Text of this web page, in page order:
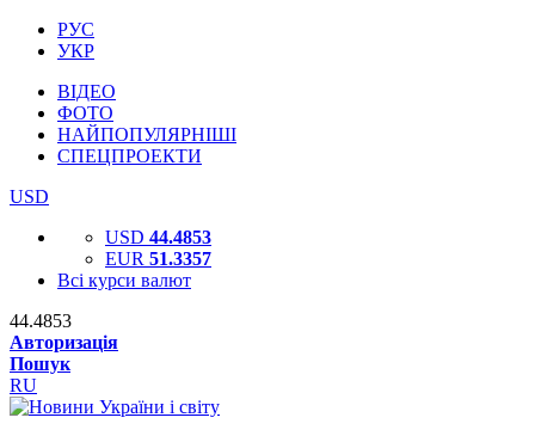
РУС
УКР
ВІДЕО
ФОТО
НАЙПОПУЛЯРНІШІ
СПЕЦПРОЕКТИ
USD
USD 44.4853
EUR 51.3357
Всі курси валют
44.4853
Авторизація
Пошук
RU